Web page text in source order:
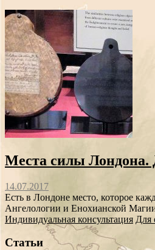
Места силы Лондона.
14.07.2017
Есть в Лондоне место, которое
Ангелологии и Енохианской
Индивидуальная консультация Для
Статьи